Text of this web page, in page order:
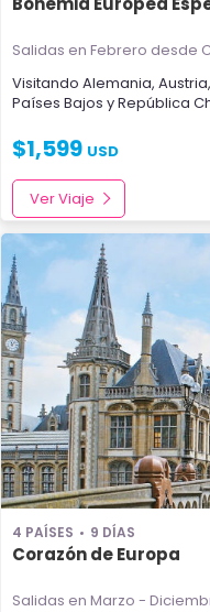
Salidas en Febrero desde
Visitando Alemania, Austria,
Países Bajos yRepública
$1,599 USD
Ver Viaje
4 PAÍSES 9 DÍAS
Corazón de Europa
Salidas en Marzo -